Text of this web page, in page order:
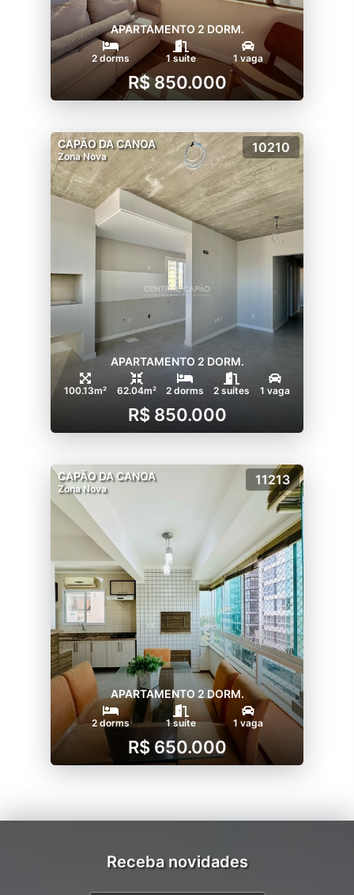
APARTAMENTO 2 DORM.
2 dorms 1 suíte 1 vaga
R$ 850.000
CAPÃO DA CANOA
Zona Nova
10210
APARTAMENTO 2 DORM.
100.13m² 62.04m² 2 dorms 2 suítes 1 vaga
R$ 850.000
CAPÃO DA CANOA
Zona Nova
11213
APARTAMENTO 2 DORM.
2 dorms 1 suíte 1 vaga
R$ 650.000
Receba novidades